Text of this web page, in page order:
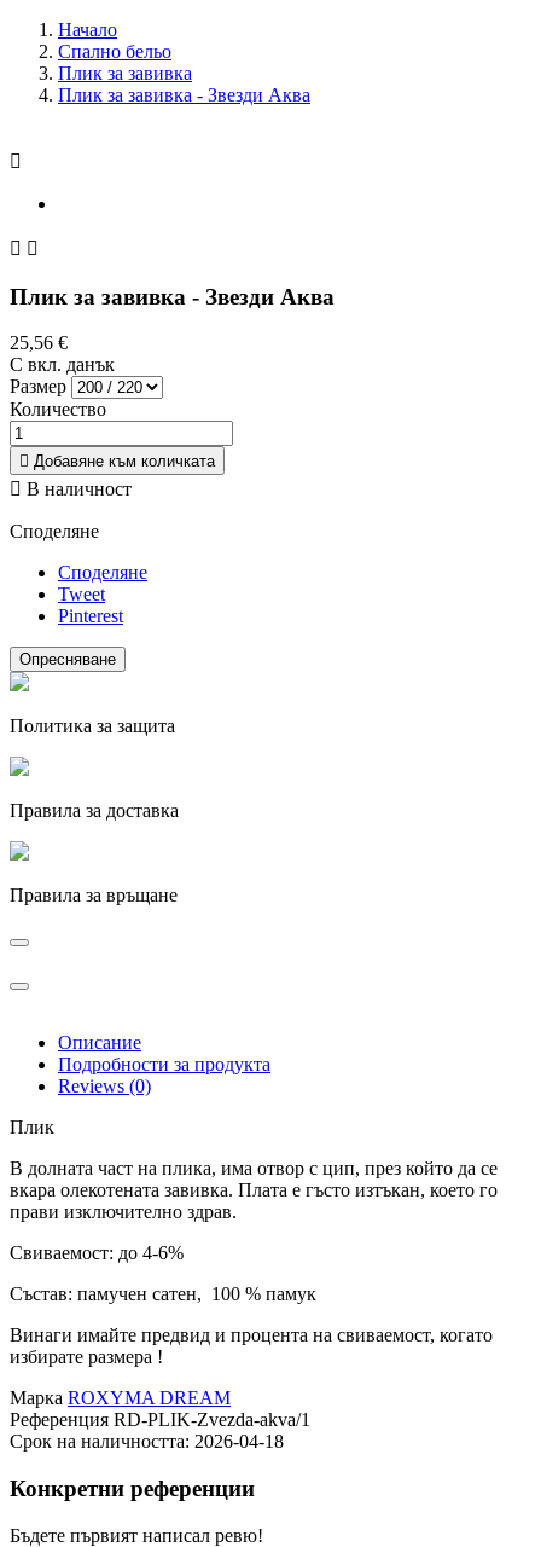
Начало
Спално бельо
Плик за завивкa
Плик за завивкa - Звезди Аква

 
Плик за завивкa - Звезди Аква
25,56 €
С вкл. данък
Размер
Количество
 Добавяне към количката
 В наличност
Споделяне
Споделяне
Tweet
Pinterest
Политика за защита
Правила за доставка
Правила за връщане
Описание
Подробности за продукта
Reviews (0)
Плик
В долната част на плика, има отвор с цип, през който да се
вкара олекотената завивка. Плата е гъсто изтъкан, което го
прави изключително здрав.
Свиваемост: до 4-6%
Състав: памучен сатен, 100 % памук
Винаги имайте предвид и процента на свиваемост, когато
избирате размера !
Марка ROXYMA DREAM
Референция RD-PLIK-Zvezda-akva/1
Срок на наличността: 2026-04-18
Конкретни референции
Бъдете първият написал ревю!